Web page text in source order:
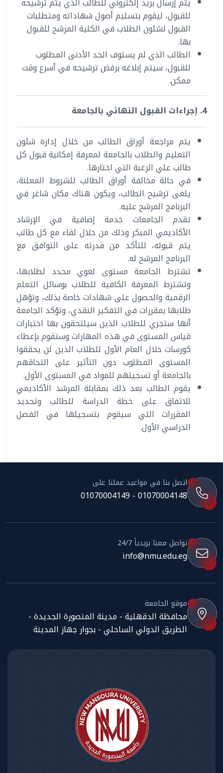
للقبول، ليقوم بتسليم أصول شهاداته ومتطلبات
القبول لشئون الطلاب في الكلية المرشح للقبول
بها.
الطالب الذي لم يستوف الحد الأدنى المطلوب
للقبول، سيتم إبلاغه برفض ترشيحه في أسرع وقت
ممكن.
4. إجراءات القبول النهائي بالجامعة
يتم مراجعة أوراق الطالب من خلال إدارة شئون
التعليم والطلاب بالجامعة لمعرفة إمكانية قبول كل
طالب علي الرغبة التي اختارها.
في حالة مخالفة أوراق الطالب للشروط المعلنة،
يلغى ترشيح الطالب، ويكون هناك مكان شاغر في
البرنامج المرشح عليه.
تقدم الجامعات خدمة إضافية في الإرشاد
الأكاديمي المبكر وذلك من خلال لقاء مع كل طالب
يتم قبوله، للتأكد من قدرته على التوافق مع
البرنامج المرشح له.
تشترط الجامعة مستوى لغوي محدد لطلابها،
وتشترط المعرفة الكافية للطلاب بوسائل التعلم
الرقمية والحصول على شهادات خاصة بذلك، وتؤهل
طلابها بمقررات في التفكير النقدي، وتؤكد الجامعة
أنها ستجري للطلاب الذين سيلتحقون بها اختبارات
قياس المستوى في هذه المهارات وستقوم بإعطاء
كورسات خلال العام الأول للطلاب الذين لن يحققوا
المستوى المطلوب دون التأثير على التحاقهم
بالجامعة أو تسجيلهم للمواد في المستوى الأول.
يقوم الطالب بعد ذلك بمقابلة المرشد الأكاديمي
للاتفاق على خطة الدراسة للطالب وتحديد
المقررات التي سيقوم بتسجيلها في الفصل
الدراسي الأول.
اتصل بنا في مواعيد عملنا على
01070004148 - 01070004149
تواصل معنا بريدياً 24/7
info@nmu.edu.eg
موقع الجامعة
محافظة الدقهلية - مدينة المنصورة الجديدة -
الطريق الدولي الساحلي - بجوار جهاز المدينة